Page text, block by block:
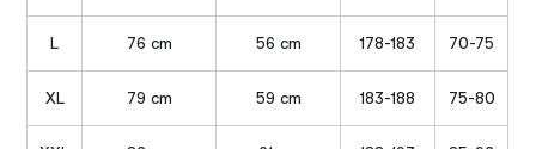
L 76 cm 56 cm 178-183 70-75
XL 79 cm 59 cm 183-188 75-80